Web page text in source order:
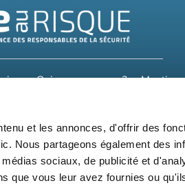
et les annonces, d'offrir des
Nous partageons également des
sociaux, de publicité et
que vous leur avez fournies ou
Qui sommes-nous ?